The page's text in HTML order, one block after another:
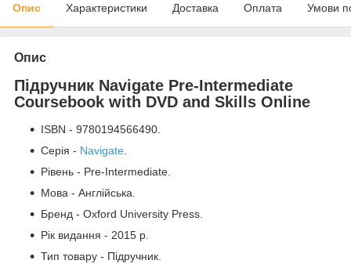
Опис Характеристики Доставка Оплата Умови
Опис
Підручник Navigate Pre-Intermediate
Coursebook with DVD and Skills Online
ISBN - 9780194566490.
Серія - Navigate.
Рівень - Pre-Intermediate.
Мова - Англійська.
Бренд - Oxford University Press.
Рік видання - 2015 р.
Тип товару - Підручник.